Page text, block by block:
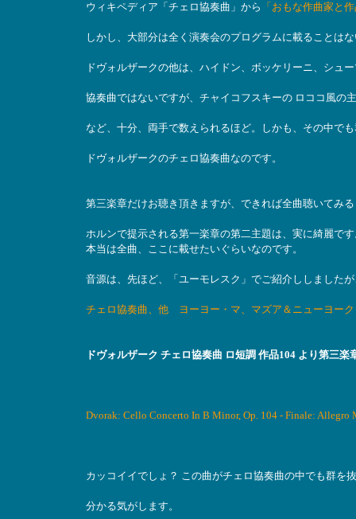
ウィキペディア「チェロ協奏曲」から 「おもな作曲家と
しかし、大部分は全く演奏会のプログラムに載ることは
ドヴォルザークの他は、ハイドン、ボッケリーニ、シュ
協奏曲ではないですが、チャイコフスキーの ロココ風の
など、十分、両手で数えられるほど。しかも、その中で
ドヴォルザークのチェロ協奏曲なのです。
第三楽章だけお聴き頂きますが、できれば全曲聴いてみ
ホルンで提示される第一楽章の第二主題は、実に綺麗です
本当は全曲、ここに載せたいぐらいなのです。
音源は、先ほど、「ユーモレスク」でご紹介ししましたが
チェロ協奏曲、他 ヨーヨー・マ、マズア＆ニューヨーク
ドヴォルザーク チェロ協奏曲 ロ短調 作品104 より第三楽
Dvorak: Cello Concerto In B Minor, Op. 104 - Finale: Allegro
カッコイイでしょ？ この曲がチェロ協奏曲の中でも群を
分かる気がします。